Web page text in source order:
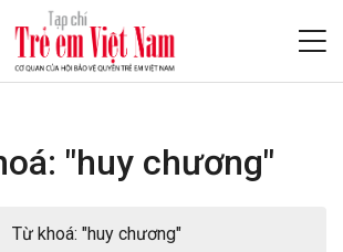
"huy chương"
Từ khoá: "huy chương"